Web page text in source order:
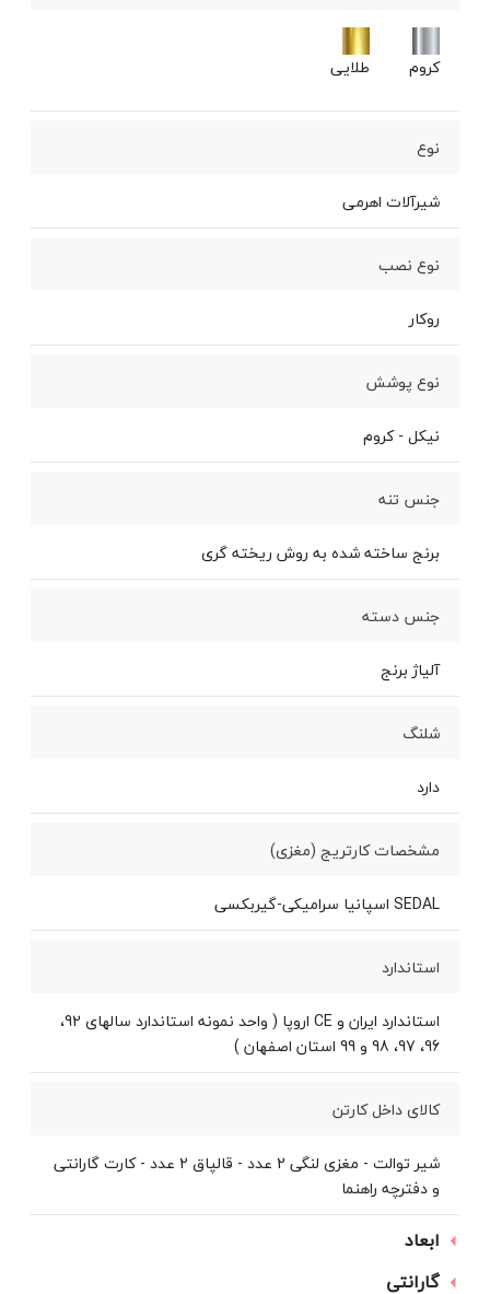
کروم طلایی
نوع
شیرآلات اهرمی
نوع نصب
روکار
نوع پوشش
نیکل - کروم
جنس تنه
برنج ساخته شده به روش ریخته گری
جنس دسته
آلیاژ برنج
شلنگ
دارد
مشخصات کارتریج (مغزی)
SEDAL اسپانیا سرامیکی-گیربکسی
استاندارد
استاندارد ایران و CE اروپا ( واحد نمونه استاندارد سالهای 92،
96، 97، 98 و 99 استان اصفهان )
کالای داخل کارتن
شیر توالت - مغزی لنگی 2 عدد - قالپاق 2 عدد - کارت گارانتی
و دفترچه راهنما
ابعاد
گارانتی